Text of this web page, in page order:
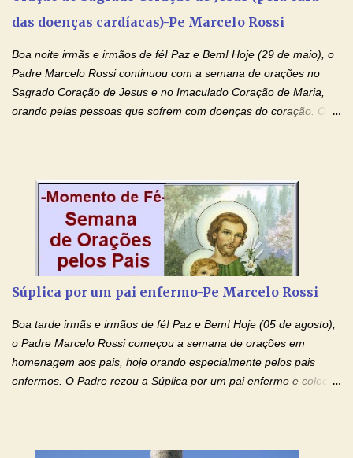
(apresente aqui o seu pedido...) Eu, desde já, agradeço de
coração, confiante que o Senhor me atenderá. Eu louvo o Pai por
agradeço de coração ao Espíri...
das doenças cardíacas)-Pe Marcelo Rossi
Boa noite irmãs e irmãos de fé! Paz e Bem! Hoje (29 de maio), o
Padre Marcelo Rossi continuou com a semana de orações no
Sagrado Coração de Jesus e no Imaculado Coração de Maria,
orando pelas pessoas que sofrem com doenças do coração. O
esta abençoada semana de orações no programa de rádio
Momento de Fé, vamos juntos formar uma forte corrente de
orações com o Padre Marcelo. Não desista do milagre, da cura;
tenha fé, creia firmemente e ore incessantemente até que o
Kairós aconteça em sua vida. Fique no Amor Ágape de Jesus e
Mensagem do Padre Marcelo Rossi por E-mail: Amados!! Nesta
quarta feira, vamos orar pelas pessoas que sofrem com as
doenças do coração, NO SAGRADO CORAÇÃO DE JESUS E NO
IMACULADO CORAÇÃO DE MAR...
Súplica por um pai enfermo-Pe Marcelo Rossi
Boa tarde irmãs e irmãos de fé! Paz e Bem! Hoje (05 de agosto),
o Padre Marcelo Rossi começou a semana de orações em
homenagem aos pais, hoje orando especialmente pelos pais
enfermos. O Padre rezou a Súplica por um pai enfermo e colocou